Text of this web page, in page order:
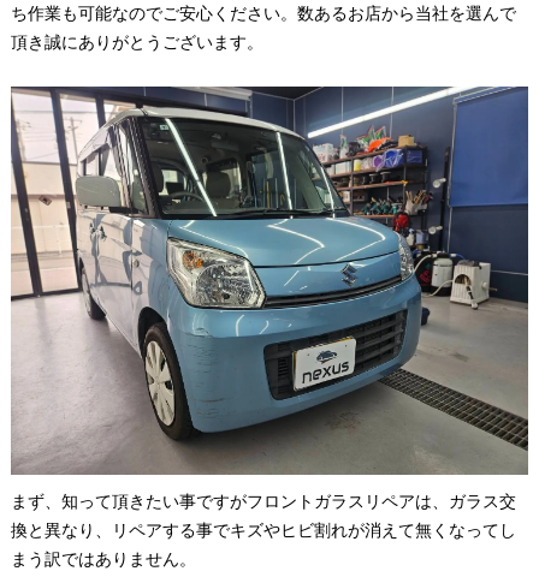
ち作業も可能なのでご安心ください。数あるお店から当社を選んで
頂き誠にありがとうございます。
まず、知って頂きたい事ですがフロントガラスリペアは、ガラス交
換と異なり、リペアする事でキズやヒビ割れが消えて無くなってし
まう訳ではありません。